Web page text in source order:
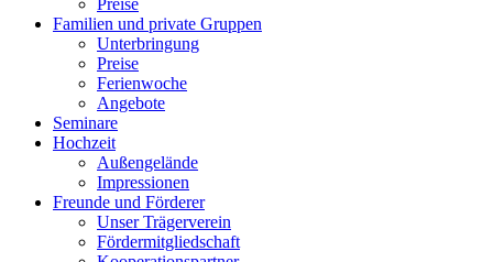
Familien und private Gruppen
Unterbringung
Preise
Ferienwoche
Angebote
Seminare
Hochzeit
Außengelände
Impressionen
Freunde und Förderer
Unser Trägerverein
Fördermitgliedschaft